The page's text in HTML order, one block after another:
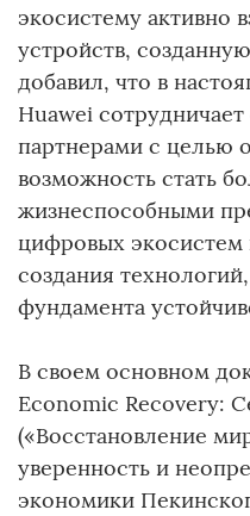
экосистему активно
устройств,
добавил, что в
Huawei
партнерами с целью
возможность стать
жизнеспособными
цифровых экосистем
создания
фундамента
В своем основном
Economic Recovery:
(«Восстановление
уверенность и
экономики